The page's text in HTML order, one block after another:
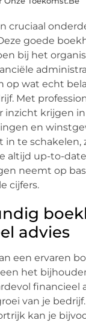
cruciaal
goede
bij het
op wat echt
Met
inzicht krijgen
en
in te schakelen,
altijd up-to-
neemt op
cijfers.
advies
een ervaren
het
financieel
van je
kan je